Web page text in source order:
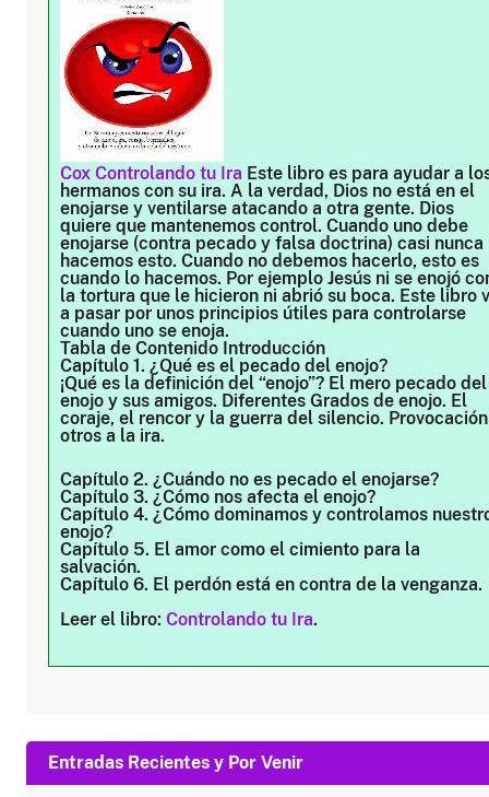
Cox Controlando tu Ira Este libro es para ayudar a
hermanos con su ira. A la verdad, Dios no está en el
enojarse y ventilarse atacando a otra gente. Dios
quiere que mantenemos control. Cuando uno debe
enojarse (contra pecado y falsa doctrina) casi nunca
hacemos esto. Cuando no debemos hacerlo, esto es
cuando lo hacemos. Por ejemplo Jesús ni se enojó
la tortura que le hicieron ni abrió su boca. Este libro
a pasar por unos principios útiles para controlarse
cuando uno se enoja.
Tabla de Contenido Introducción
Capítulo 1. ¿Qué es el pecado del enojo?
¡Qué es la definición del “enojo”? El mero pecado del
enojo y sus amigos. Diferentes Grados de enojo. El
coraje, el rencor y la guerra del silencio.
otros a la ira.
Capítulo 2. ¿Cuándo no es pecado el enojarse?
Capítulo 3. ¿Cómo nos afecta el enojo?
Capítulo 4. ¿Cómo dominamos y controlamos
enojo?
Capítulo 5. El amor como el cimiento para la
salvación.
Capítulo 6. El perdón está en contra de la venganza.
Leer el libro: Controlando tu Ira.
Entradas Recientes y Por Venir